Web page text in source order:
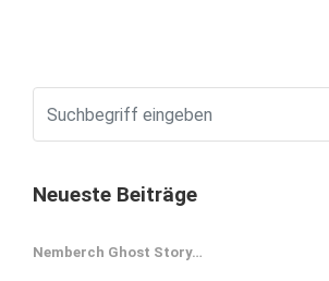
Neueste Beiträge
Nemberch Ghost Story…